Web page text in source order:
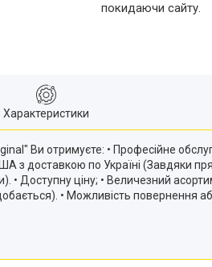
покидаючи сайту.
Характеристики
Ви отримуєте: • Професійне
з доставкою по Україні
• Доступну ціну; • Величезний
• Можливість повернення